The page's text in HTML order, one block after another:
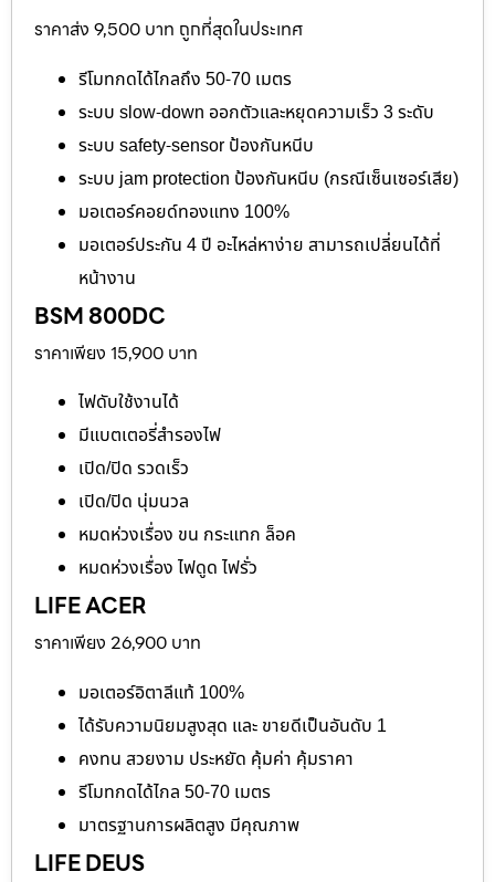
ราคาส่ง 9,500 บาท ถูกที่สุดในประเทศ
รีโมทกดได้ไกลถึง 50-70 เมตร
ระบบ slow-down ออกตัวและหยุดความเร็ว 3 ระดับ
ระบบ safety-sensor ป้องกันหนีบ
ระบบ jam protection ป้องกันหนีบ (กรณีเซ็นเซอร์เสีย)
มอเตอร์คอยด์ทองแทง 100%
มอเตอร์ประกัน 4 ปี อะไหล่หาง่าย สามารถเปลี่ยนได้ที่
หน้างาน
BSM 800DC
ราคาเพียง 15,900 บาท
ไฟดับใช้งานได้
มีแบตเตอรี่สำรองไฟ
เปิด/ปิด รวดเร็ว
เปิด/ปิด นุ่มนวล
หมดห่วงเรื่อง ขน กระแทก ล็อค
หมดห่วงเรื่อง ไฟดูด ไฟรั่ว
LIFE ACER
ราคาเพียง 26,900 บาท
มอเตอร์อิตาลีแท้ 100%
ได้รับความนิยมสูงสุด และ ขายดีเป็นอันดับ 1
คงทน สวยงาม ประหยัด คุ้มค่า คุ้มราคา
รีโมทกดได้ไกล 50-70 เมตร
มาตรฐานการผลิตสูง มีคุณภาพ
LIFE DEUS